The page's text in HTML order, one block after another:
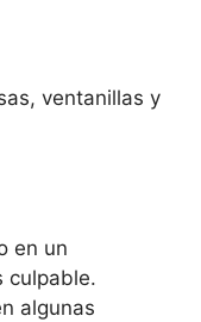
ventanillas y
en un
culpable.
algunas